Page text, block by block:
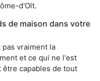
d'Olt.
de maison dans votre
vraiment la
et ce qui ne l'est
être capables de tout